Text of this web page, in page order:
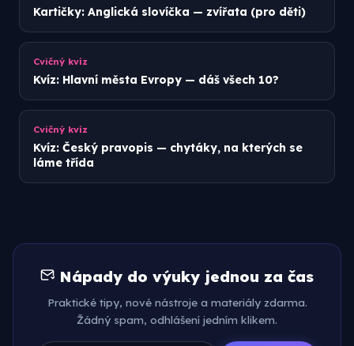
Kartičky: Anglická slovíčka — zvířata (pro děti)
Cvičný kvíz
Kvíz: Hlavní města Evropy — dáš všech 10?
Cvičný kvíz
Kvíz: Český pravopis — chytáky, na kterých se
láme třída
Nápady do výuky jednou za čas
Praktické tipy, nové nástroje a materiály zdarma.
Žádný spam, odhlášení jedním klikem.